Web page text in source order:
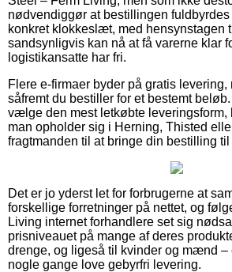
nødvendiggør at bestillingen
konkret klokkeslæt, med hensynstagen
sandsynligvis kan nå at få varerne klar
logistikansatte har fri.
Flere e-firmaer byder på gratis levering,
såfremt du bestiller for et bestemt
vælge den mest letkøbte leveringsform,
man opholder sig i Herning, Thisted
fragtmanden til at bringe din bestilling
Det er jo yderst let for forbrugerne at
forskellige forretninger på nettet, og
Living internet forhandlere set sig
prisniveauet på mange af deres
drenge, og ligeså til kvinder og mænd –
nogle gange love gebyrfri levering.